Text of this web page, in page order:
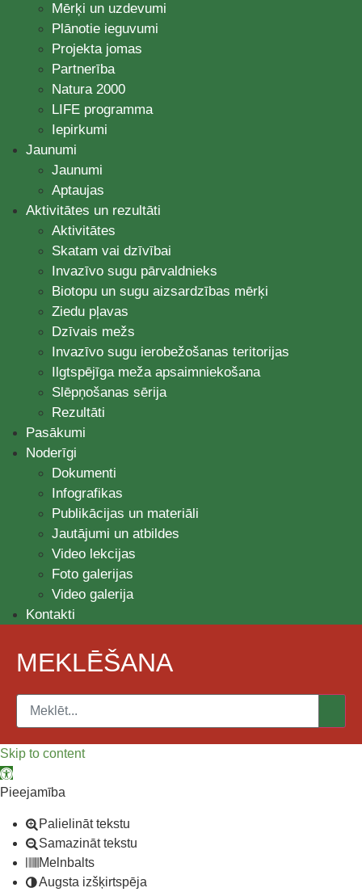
Mērķi un uzdevumi
Plānotie ieguvumi
Projekta jomas
Partnerība
Natura 2000
LIFE programma
Iepirkumi
Jaunumi
Jaunumi
Aptaujas
Aktivitātes un rezultāti
Aktivitātes
Skatam vai dzīvībai
Invazīvo sugu pārvaldnieks
Biotopu un sugu aizsardzības mērķi
Ziedu pļavas
Dzīvais mežs
Invazīvo sugu ierobežošanas teritorijas
Ilgtspējīga meža apsaimniekošana
Slēpņošanas sērija
Rezultāti
Pasākumi
Noderīgi
Dokumenti
Infografikas
Publikācijas un materiāli
Jautājumi un atbildes
Video lekcijas
Foto galerijas
Video galerija
Kontakti
MEKLĒŠANA
Skip to content
Open toolbar
Pieejamība
Palielināt tekstu
Samazināt tekstu
Melnbalts
Augsta izšķirtspēja